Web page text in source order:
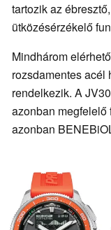
tartozik az
ütközésérzékelő
Mindhárom
rozsdamentes acél
rendelkezik. A
azonban megfelelő
azonban